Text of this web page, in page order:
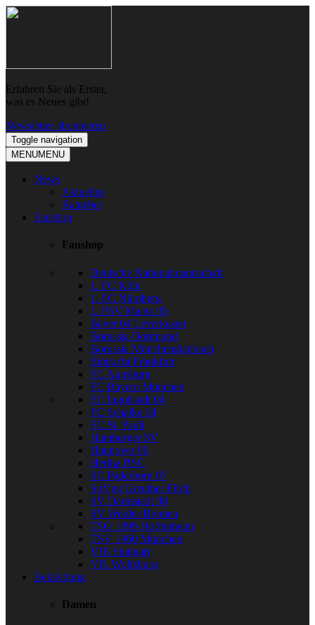
Skip
Skip
Erfahren Sie als Erster,
was es Neues gibt!
Newsletter abonnieren
Toggle navigation
MENUMENU
News
Aktuelles
Ratgeber
Fanshop
Fanshop
Deutsche Nationalmannschaft
1. FC Köln
1. FC Nürnberg
1. FSV Mainz 05
Bayer 04 Leverkusen
Borussia Dortmund
Borussia Mönchengladbach
Eintracht Frankfurt
FC Augsburg
FC Bayern München
FC Ingolstadt 04
FC Schalke 04
FC St. Pauli
Hamburger SV
Hannover 96
Hertha BSC
SC Paderborn 07
SpVgg Greuther Fürth
SV Darmstadt 98
SV Werder Bremen
TSG 1899 Hoffenheim
TSV 1860 München
VfB Stuttgart
VfL Wolfsburg
Bekleidung
Damen